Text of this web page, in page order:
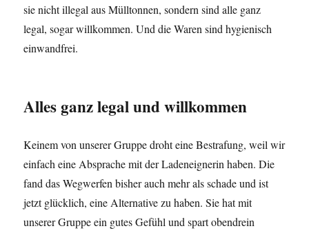
sie nicht illegal aus Mülltonnen, sondern sind alle ganz
legal, sogar willkommen. Und die Waren sind hygienisch
einwandfrei.
Alles ganz legal und willkommen
Keinem von unserer Gruppe droht eine Bestrafung, weil wir
einfach eine Absprache mit der Ladeneignerin haben. Die
fand das Wegwerfen bisher auch mehr als schade und ist
jetzt glücklich, eine Alternative zu haben. Sie hat mit
unserer Gruppe ein gutes Gefühl und spart obendrein